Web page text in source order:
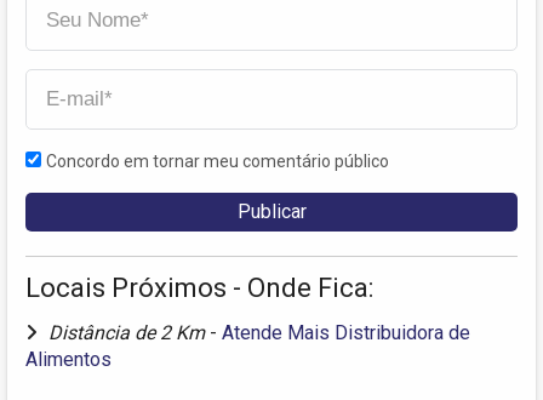
Concordo em tornar meu comentário público
Locais Próximos - Onde Fica:
Distância de 2 Km - Atende Mais Distribuidora de
Alimentos